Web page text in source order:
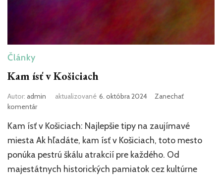
Články
Kam ísť v Košiciach
Autor: admin aktualizované 6. októbra 2024
Zanechať
komentárk
Kam
ísť
Košiciach
Kam ísť v Košiciach: Najlepšie tipy na zaujímavé
miesta Ak hľadáte, kam ísť v Košiciach, toto mesto
ponúka pestrú škálu atrakcií pre každého. Od
majestátnych historických pamiatok cez kultúrne